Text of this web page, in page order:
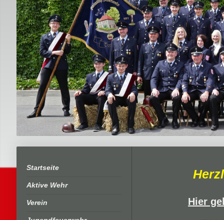
Startseite
Aktive Wehr
Verein Hier